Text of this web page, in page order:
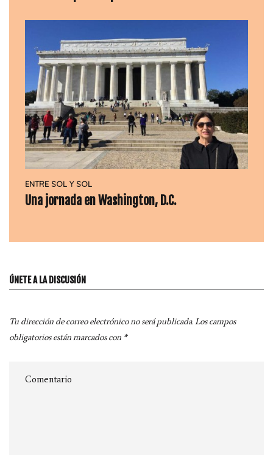
ENTRE SOL Y SOL
Una jornada en Washington, D.C.
ÚNETE A LA DISCUSIÓN
Tu dirección de correo electrónico no será publicada.Los campos
obligatorios están marcados con *